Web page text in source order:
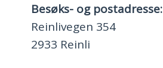
Besøks- og postadresse:
Reinlivegen 354
2933 Reinli